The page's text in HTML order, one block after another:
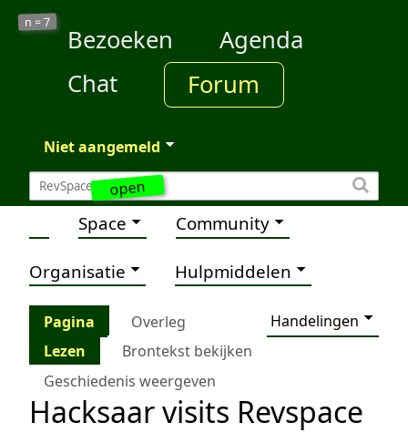
open
n =7
Bezoeken
Agenda
Chat
Forum
Niet aangemeld
Space Community
Organisatie Hulpmiddelen
Pagina Overleg
Handelingen
Lezen
Brontekst bekijken
Geschiedenis weergeven
Hacksaar visits Revspace